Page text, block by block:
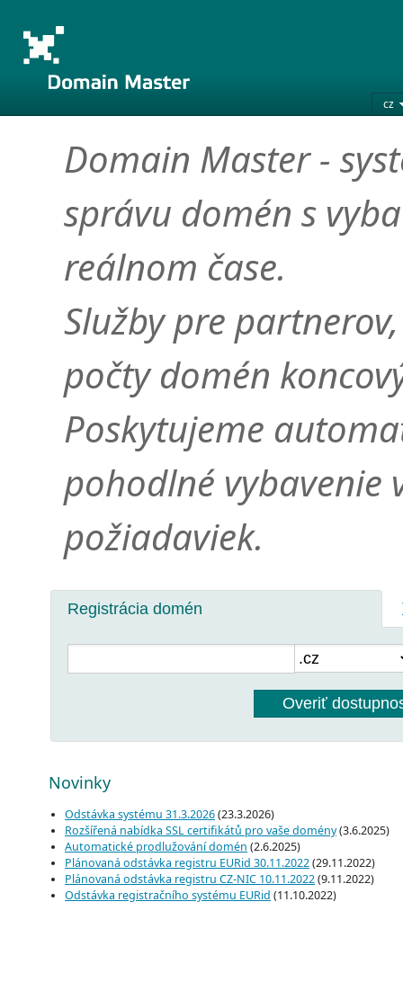
cz
Domain Master -
správu domén s
reálnom čase.
Služby pre
počty domén
Poskytujeme
pohodlné vybavenie
požiadaviek.
Registrácia domén
Overiť
Novinky
Odstávka systému 31.3.2026(23.3.2026)
Rozšířená nabídka SSL certifikátů pro vaše domény(3.6.2025)
Automatické prodlužování domén (2.6.2025)
Plánovaná odstávka registru EURid 30.11.2022(29.11.2022)
Plánovaná odstávka registru CZ-NIC 10.11.2022(9.11.2022)
Odstávka registračního systému EURid (11.10.2022)